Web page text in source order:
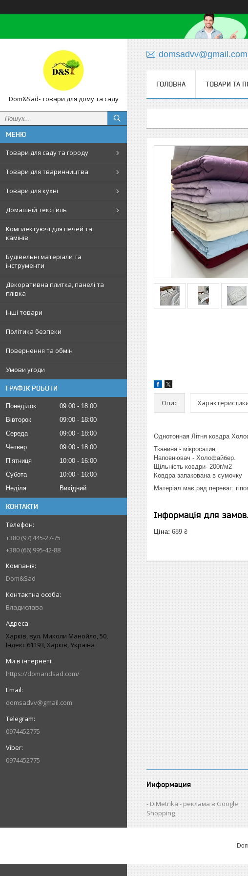
Dom&Sad- товари для дому та саду
Товари для саду та городу
Товари для тваринництва
Товари для кухні
Домашній текстиль
Комплектуючі для печей та
камінів
Будівельні матеріали та
інструменти
Декоративна плитка, панелі та
плівка
Інші товари
Політика безпеки
Повернення та обмін
Умови угоди
ГРАФІК РОБОТИ
Понеділок 09:00
18:00
Вівторок
09:00
18:00
Середа
09:00
18:00
Четвер
09:00
18:00
Пʼятниця
10:00
16:00
Субота
10:00
16:00
Неділя
Вихідний
КОНТАКТИ
+380 (97) 445-27-75
+380 (66) 995-42-88
Dom&Sad
Владислава
Харків, вул. Миколи Манойло, 50,
Індекс 61193, Харків, Україна
https://domandsad.com/
domsadvv@gmail.com
0974452775
0974452775
domsadvv@gmail.com
ГОЛОВНА ТОВАРИ ТА
Опис
Однотонная Літня ковдра
Тканина - мікросатин.
Наповнювач - Холофайбер.
Щільність ковдри- 200г/м2
Ковдра запакована в сумочку
Матеріал має ряд переваг:
Інформація для
Ціна: 689 ₴
Информация
DiMetrika - реклама в Google
Shopping